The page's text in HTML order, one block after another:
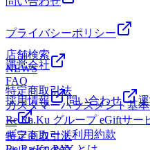
には、塩分に加え糖分の入
対策の1つとして疲れを溜め
蓄積は免疫低下や自律神経
熱中症対策に合わせ、お疲
性などを上げて健康に♪★夏
スパ★期間：9月末まで内容
していき、冷感の炭酸スプ
を刺激していきます。今年
く、塩分も一緒に補給する
れる食塩水もよいでしょう
～2gの食塩を加えます。 さ
失われた糖分を補い、エネ
を加えると、水分や塩分の
もつながるのでより効果的
に補給できるスポーツドリ
めです。ただし、カフェイ
くなるので避けましょう。
ーツドリンク塩分入りタブ
ジが無くなってしまうので
ャージ：1万円以上で10％
ャージから150日 皆様のご
ンペーンのPOP.店頭POPを
効期限が150日となってま
無くなってしまうのでご了
ペーンは9月23日まで自動適
ジ：1万円以上で10％増額
ジから150日 皆様のご予約
プライバシーポリシー
運営会社
特定商取引法
カスタマーハラスメント基
Re.Ra.Ku グループ eGiftサー
ギフトカード利用約款
店舗検索
NEWS
FAQ
採用情報
問い合わせ
ー
特定商取引法